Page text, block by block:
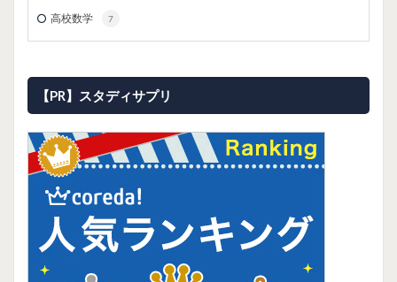
高校数学 7
【PR】スタディサプリ